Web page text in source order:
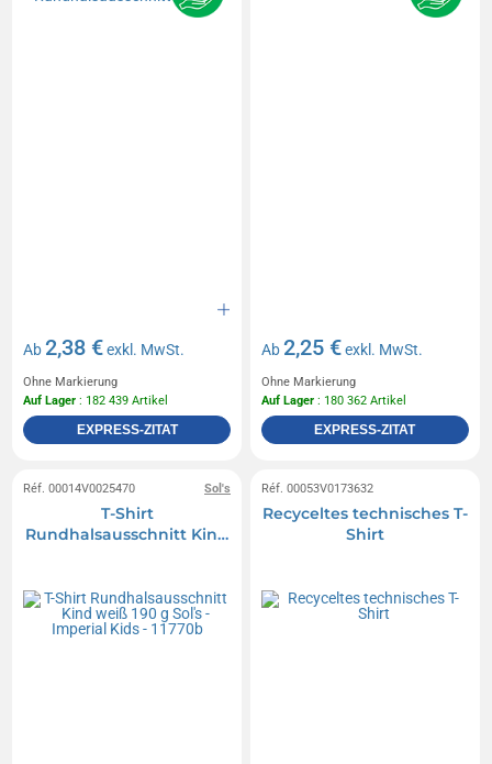
Ab2,38 €exkl. MwSt.
Ohne Markierung
Auf Lager : 182 439 Artikel
EXPRESS-ZITAT
Ab2,25 €exkl. MwSt.
Ohne Markierung
Auf Lager : 180 362 Artikel
EXPRESS-ZITAT
Sol's
Réf. 00014V0025470
T-Shirt
Rundhalsausschnitt Kind
Réf. 00053V0173632
Recyceltes technisches T-
Shirt